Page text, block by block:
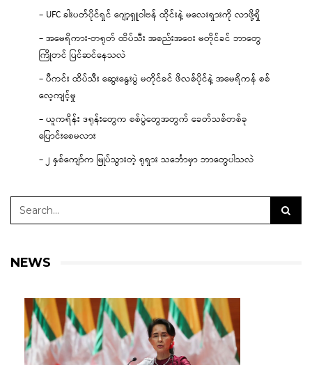
– UFC ခါးပတ်ပိုင်ရှင် ဂျော့ရှူဝါဗန် ထိုင်းနဲ့ မလေးရှားကို လာဖို့ရှိ
– အမေရိကား-တရုတ် ထိပ်သီး အစည်းအဝေး မတိုင်ခင် ဘာတွေ
ကြိုတင် ပြင်ဆင်နေသလဲ
– ပီကင်း ထိပ်သီး ဆွေးနွေးပွဲ မတိုင်ခင် ဖိလစ်ပိုင်နဲ့ အမေရိကန် စစ်
လေ့ကျင့်မှု
– ယူကရိန်း ဒရုန်းတွေက စစ်ပွဲတွေအတွက် ခေတ်သစ်တစ်ခု
ပြောင်းစေမလား
– ၂ နှစ်ကျော်က မြုပ်သွားတဲ့ ရုရှား သင်္ဘောမှာ ဘာတွေပါသလဲ
NEWS